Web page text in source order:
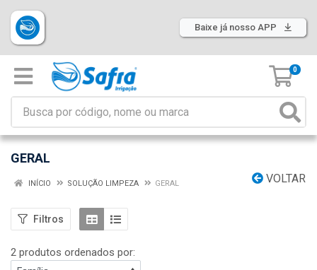
Baixe já nosso APP
0
GERAL
VOLTAR
INÍCIO SOLUÇÃO LIMPEZA GERAL
Filtros
2 produtos ordenados por: